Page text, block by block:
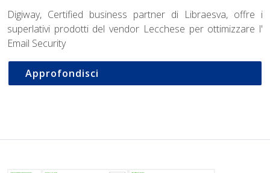
Digiway, Certified business partner di Libraesva, offre i
superlativi prodotti del vendor Lecchese per ottimizzare l'
Email Security
Approfondisci